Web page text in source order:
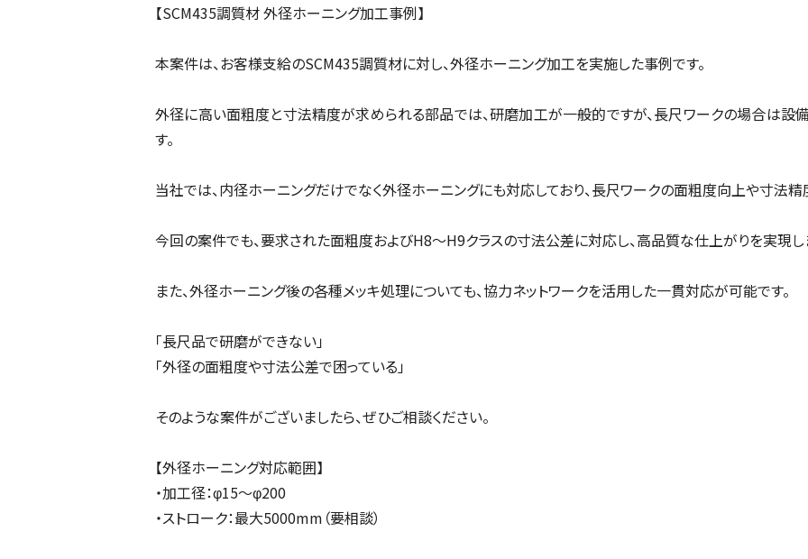
【SCM435調質材 外径ホーニング加工事例】
本案件は、お客様支給のSCM435調質材に対し、外径ホーニング加工を実施した事例です。
外径に高い面粗度と寸法精度が求められる部品では、研磨加工が一般的ですが、長尺ワークの場合は設
す。
当社では、内径ホーニングだけでなく外径ホーニングにも対応しており、長尺ワークの面粗度向上や寸法精
今回の案件でも、要求された面粗度およびH8～H9クラスの寸法公差に対応し、高品質な仕上がりを実現し
また、外径ホーニング後の各種メッキ処理についても、協力ネットワークを活用した一貫対応が可能です。
「長尺品で研磨ができない」
「外径の面粗度や寸法公差で困っている」
そのような案件がございましたら、ぜひご相談ください。
【外径ホーニング対応範囲】
・加工径：φ15～φ200
・ストローク：最大5000mm（要相談）